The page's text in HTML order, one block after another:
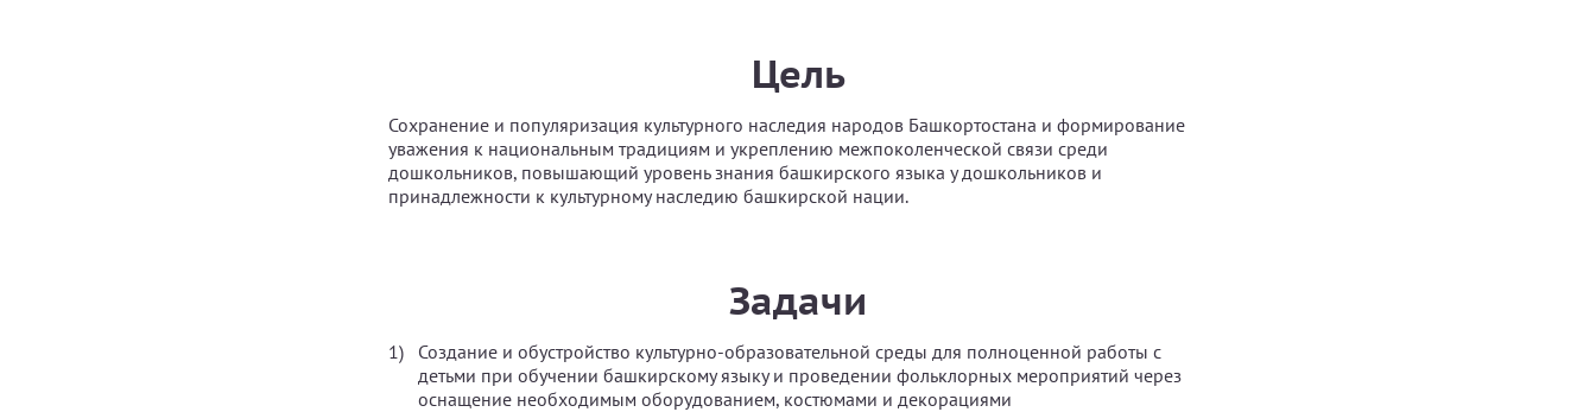
Цель
Сохранение и популяризация культурного наследия народов Башкортостана и формирование
уважения к национальным традициям и укреплению межпоколенческой связи среди
дошкольников, повышающий уровень знания башкирского языка у дошкольников и
принадлежности к культурному наследию башкирской нации.
Задачи
Создание и обустройство культурно-образовательной среды для полноценной работы с
детьми при обучении башкирскому языку и проведении фольклорных мероприятий через
оснащение необходимым оборудованием, костюмами и декорациями